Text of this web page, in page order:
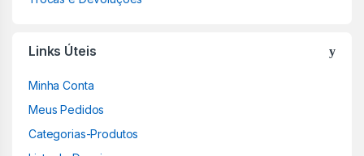
Links Úteis
Minha Conta
Meus Pedidos
Categorias-Produtos